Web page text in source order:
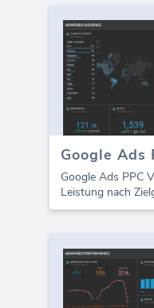
Google Ads PPC
Leistung nach